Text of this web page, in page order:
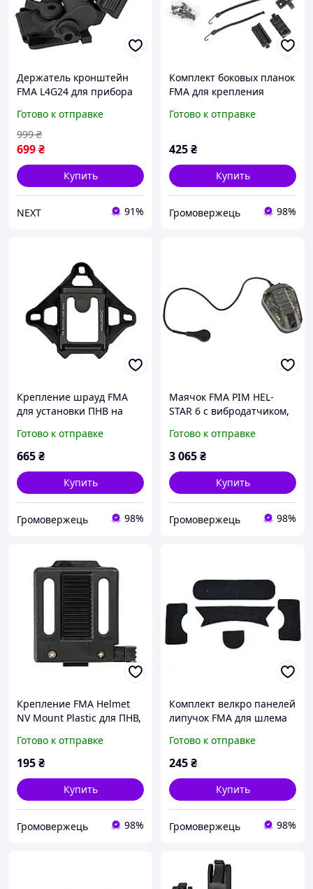
Держатель кронштейн
FMA L4G24 для прибора
шлеме Черный
Готово к отправке
699₴
999 ₴
Купить
NEXT 91%
Комплект боковых планок
FMA для крепления
OPS-Core Maritime,
Готово к отправке
425₴
Купить
Громовержець 98%
Крепление шрауд FMA
для установки ПНВ на
Черный
Готово к отправке
665₴
Купить
Громовержець 98%
Маячок FMA PIM HEL-
STAR 6 с вибродатчиком,
Инфракрасный, Красный
Готово к отправке
3 065₴
Купить
Громовержець 98%
Крепление FMA Helmet
NV Mount Plastic для ПНВ,
Готово к отправке
195₴
Купить
Громовержець 98%
Комплект велкро панелей
липучок FMA для шлема
Черный, Панель Velcro
Готово к отправке
245₴
Купить
Громовержець 98%